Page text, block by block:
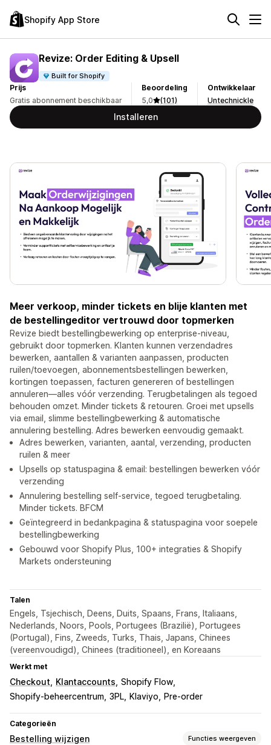
Shopify App Store
Revize: Order Editing & Upsell
Built for Shopify
Prijs
Gratis abonnement beschikbaar
Beoordeling
5,0
(101)
Ontwikkelaar
Untechnickle
Installeren
Meer verkoop, minder tickets en blije klanten met
de bestellingeditor vertrouwd door topmerken
Revize biedt bestellingbewerking op enterprise-niveau,
gebruikt door topmerken. Klanten kunnen verzendadres
bewerken, aantallen & varianten aanpassen, producten
ruilen/toevoegen, abonnementsbestellingen bewerken,
kortingen toepassen, facturen genereren of bestellingen
annuleren—alles vóór verzending. Terugbetalingen als tegoed
behouden omzet. Minder tickets & retouren. Groei met upsells
via email, slimme bestellingbewerking & automatische
annulering bestelling. Adres bewerken eenvoudig gemaakt.
Adres bewerken, varianten, aantal, verzending, producten
ruilen & meer
Upsells op statuspagina & email: bestellingen bewerken vóór
verzending
Annulering bestelling self-service, tegoed terugbetaling.
Minder tickets. BFCM
Geïntegreerd in bedankpagina & statuspagina voor soepele
bestellingbewerking
Gebouwd voor Shopify Plus, 100+ integraties & Shopify
Markets ondersteuning
Talen
Engels, Tsjechisch, Deens, Duits, Spaans, Frans, Italiaans,
Nederlands, Noors, Pools, Portugees (Brazilië), Portugees
(Portugal), Fins, Zweeds, Turks, Thais, Japans, Chinees
(vereenvoudigd), Chinees (traditioneel), en Koreaans
Werkt met
Checkout Klantaccounts Shopify Flow
Shopify-beheercentrum 3PL Klaviyo Pre-order
Categorieën
Bestelling wijzigen Functies weergeven